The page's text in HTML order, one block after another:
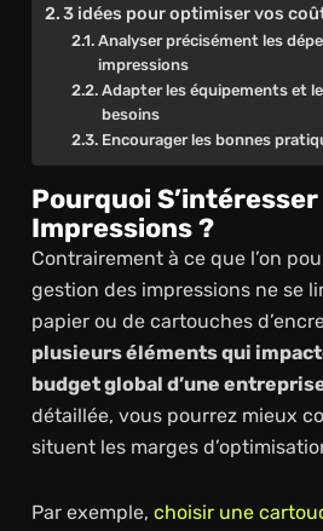
3 idées pour optimiser vos
Analyser précisément les
impressions
Adapter les équipements et
besoins
Encourager les bonnes
Pourquoi
Impressions ?
Contrairement à ce que l’on
gestion des impressions ne se
papier ou de cartouches
plusieurs éléments qui
budget global d’une
détaillée, vous pourrez mieux
situent les marges
Par exemple, choisir une